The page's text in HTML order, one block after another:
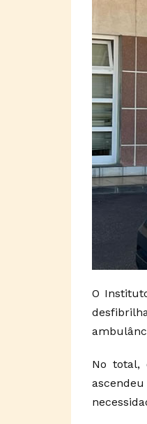
O
No total,